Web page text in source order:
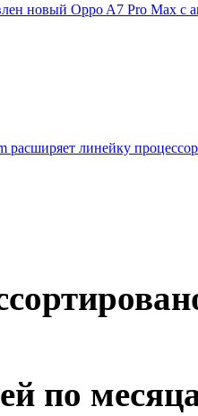
новый Oppo A7 Pro Max с
расширяет линейку
по